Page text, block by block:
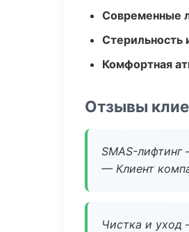
Современные
Стерильность
Комфортная
Отзывы
SMAS-
— Клиент
Чистка и уход